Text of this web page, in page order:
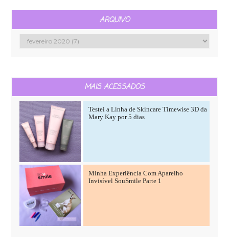
ARQUIVO
MAIS ACESSADOS
Testei a Linha de Skincare Timewise 3D da
Mary Kay por 5 dias
Minha Experiência Com Aparelho
Invisível SouSmile Parte 1